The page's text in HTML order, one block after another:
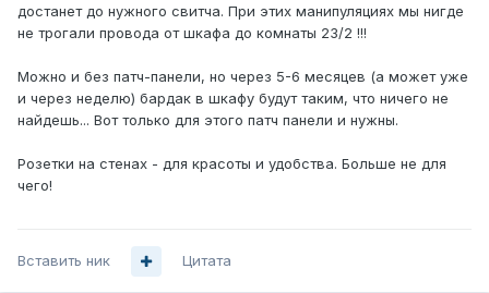
достанет до нужного свитча. При этих манипуляциях мы нигде
не трогали провода от шкафа до комнаты 23/2 !!!
Можно и без патч-панели, но через 5-6 месяцев (а может уже
и через неделю) бардак в шкафу будут таким, что ничего не
найдешь... Вот только для этого патч панели и нужны.
Розетки на стенах - для красоты и удобства. Больше не для
чего!
Вставить ник Цитата